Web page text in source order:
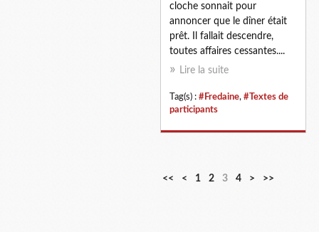
cloche sonnait pour
annoncer que le dîner était
prêt. Il fallait descendre,
toutes affaires cessantes....
Lire la suite
Tag(s) : #Fredaine, #Textes de
participants
<< < 1 2 3 4 > >>